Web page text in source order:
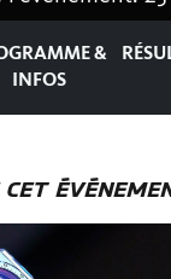
&
INFOS